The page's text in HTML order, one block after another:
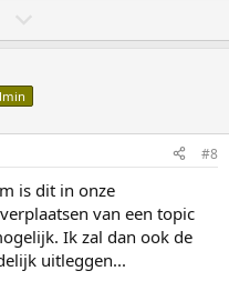
t
o
l
a
a
g
#8
is dit in onze
van een topic
Ik zal dan ook de
uitleggen...